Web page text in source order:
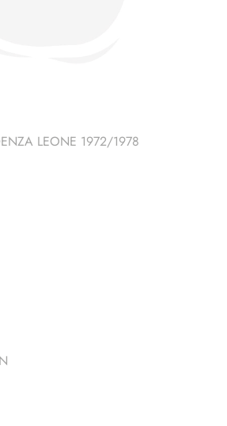
LEONE 1972/1978